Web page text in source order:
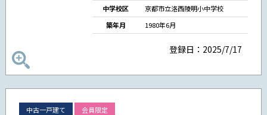
中学校区
京都市立洛西陵明小中学校
築年月
1980年6月
登録日：2025/7/17
中古一戸建て 会員限定